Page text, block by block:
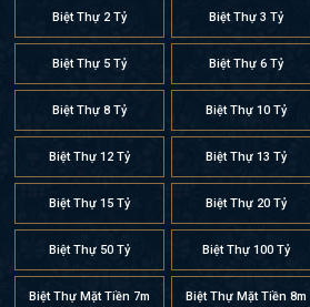
Biệt Thự 2 Tỷ Biệt Thự 3 Tỷ
Biệt Thự 5 Tỷ Biệt Thự 6 Tỷ
Biệt Thự 8 Tỷ Biệt Thự 10 Tỷ
Biệt Thự 12 Tỷ Biệt Thự 13 Tỷ
Biệt Thự 15 Tỷ Biệt Thự 20 Tỷ
Biệt Thự 50 Tỷ Biệt Thự 100 Tỷ
Biệt Thự Mặt Tiền 7m Biệt Thự Mặt Tiền 8m